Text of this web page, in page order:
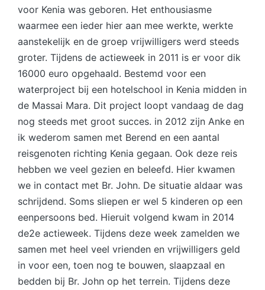
voor Kenia was geboren. Het enthousiasme
waarmee een ieder hier aan mee werkte, werkte
aanstekelijk en de groep vrijwilligers werd steeds
groter. Tijdens de actieweek in 2011 is er voor dik
16000 euro opgehaald. Bestemd voor een
waterproject bij een hotelschool in Kenia midden in
de Massai Mara. Dit project loopt vandaag de dag
nog steeds met groot succes. in 2012 zijn Anke en
ik wederom samen met Berend en een aantal
reisgenoten richting Kenia gegaan. Ook deze reis
hebben we veel gezien en beleefd. Hier kwamen
we in contact met Br. John. De situatie aldaar was
schrijdend. Soms sliepen er wel 5 kinderen op een
eenpersoons bed. Hieruit volgend kwam in 2014
de2e actieweek. Tijdens deze week zamelden we
samen met heel veel vrienden en vrijwilligers geld
in voor een, toen nog te bouwen, slaapzaal en
bedden bij Br. John op het terrein. Tijdens deze